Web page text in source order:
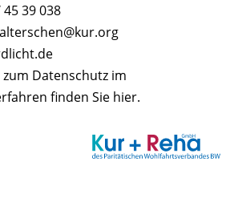
39 038
Datenschutz im
finden Sie hier.